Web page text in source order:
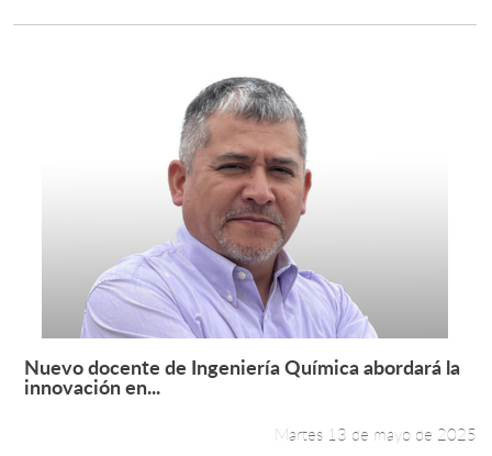
Leer más +
Nuevo docente de Ingeniería Química abordará la
innovación en...
Martes 13 de mayo de 2025